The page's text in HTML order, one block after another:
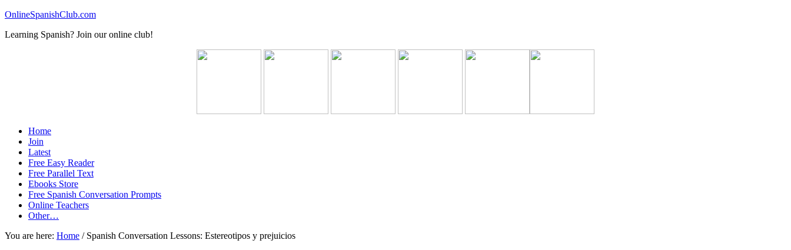
OnlineSpanishClub.com
Learning Spanish? Join our online club!
Home
Join
Latest
Free Easy Reader
Free Parallel Text
Ebooks Store
Free Spanish Conversation Prompts
Online Teachers
Other…
You are here: Home /Spanish Conversation Lessons: Estereotipos y prejuicios